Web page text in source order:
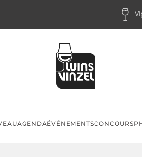
AGENDAÉVÉNEMENTSCONCOURS